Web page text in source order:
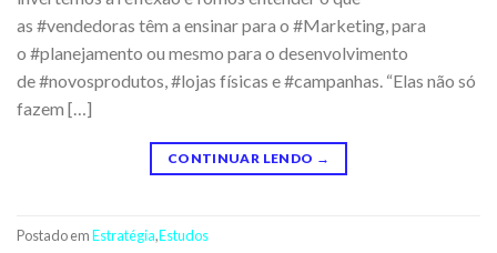
as #vendedoras têm a ensinar para o #Marketing, para
o #planejamento ou mesmo para o desenvolvimento
de #novosprodutos, #lojas físicas e #campanhas. “Elas não só
fazem […]
CONTINUAR LENDO →
Postado emEstratégia,Estudos